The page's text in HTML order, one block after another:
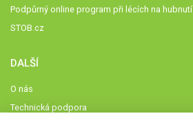
Podpůrný online program při lécích na hubnutí
STOB.cz
DALŠÍ
O nás
Technická podpora